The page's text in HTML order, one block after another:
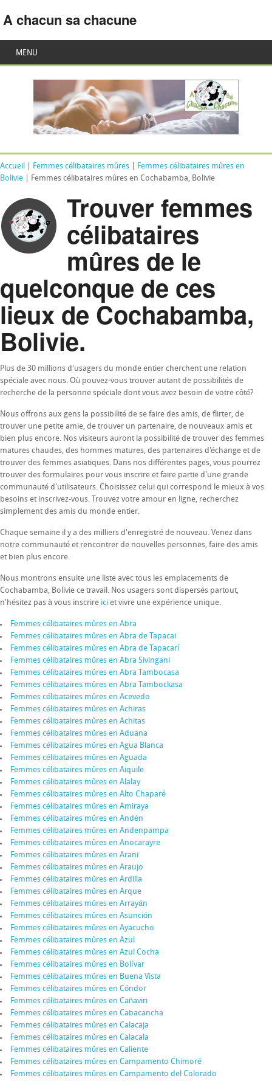
A chacun sa chacune
MENU
Accueil Femmes célibataires mûres
Femmes célibataires mûres en
Bolivie | Femmes célibataires mûres en Cochabamba, Bolivie
Trouver femmes
célibataires
mûres de le
quelconque de ces
lieux de Cochabamba,
Bolivie.
Plus de 30 millions d'usagers du monde entier cherchent une relation
spéciale avec nous. Où pouvez-vous trouver autant de possibilités de
recherche de la personne spéciale dont vous avez besoin de votre côté?
Nous offrons aux gens la possibilité de se faire des amis, de flirter, de
trouver une petite amie, de trouver un partenaire, de nouveaux amis et
bien plus encore. Nos visiteurs auront la possibilité de trouver des femmes
matures chaudes, des hommes matures, des partenaires d'échange et de
trouver des femmes asiatiques. Dans nos différentes pages, vous pourrez
trouver des formulaires pour vous inscrire et faire partie d'une grande
communauté d'utilisateurs. Choisissez celui qui correspond le mieux à vos
besoins et inscrivez-vous. Trouvez votre amour en ligne, recherchez
simplement des amis du monde entier.
Chaque semaine il y a des milliers d'enregistré de nouveau. Venez dans
notre communauté et rencontrer de nouvelles personnes, faire des amis
et bien plus encore.
Nous montrons ensuite une liste avec tous les emplacements de
Cochabamba, Bolivie ce travail. Nos usagers sont dispersés partout,
n'hésitez pas à vous inscrire ici et vivre une expérience unique.
Femmes célibataires mûres en Abra
Femmes célibataires mûres en Abra de Tapacai
Femmes célibataires mûres en Abra de Tapacarí
Femmes célibataires mûres en Abra Sivingani
Femmes célibataires mûres en Abra Tambocasa
Femmes célibataires mûres en Abra Tambockasa
Femmes célibataires mûres en Acevedo
Femmes célibataires mûres en Achiras
Femmes célibataires mûres en Achitas
Femmes célibataires mûres en Aduana
Femmes célibataires mûres en Agua Blanca
Femmes célibataires mûres en Aguada
Femmes célibataires mûres en Aiquile
Femmes célibataires mûres en Alalay
Femmes célibataires mûres en Alto Chaparé
Femmes célibataires mûres en Amiraya
Femmes célibataires mûres en Andén
Femmes célibataires mûres en Andenpampa
Femmes célibataires mûres en Anocarayre
Femmes célibataires mûres en Arani
Femmes célibataires mûres en Araujo
Femmes célibataires mûres en Ardilla
Femmes célibataires mûres en Arque
Femmes célibataires mûres en Arrayán
Femmes célibataires mûres en Asunción
Femmes célibataires mûres en Ayacucho
Femmes célibataires mûres en Azul
Femmes célibataires mûres en Azul Cocha
Femmes célibataires mûres en Bolívar
Femmes célibataires mûres en Buena Vista
Femmes célibataires mûres en Cóndor
Femmes célibataires mûres en Cañaviri
Femmes célibataires mûres en Cabacancha
Femmes célibataires mûres en Calacaja
Femmes célibataires mûres en Calacala
Femmes célibataires mûres en Caliente
Femmes célibataires mûres en Campamento Chimoré
Femmes célibataires mûres en Campamento del Colorado